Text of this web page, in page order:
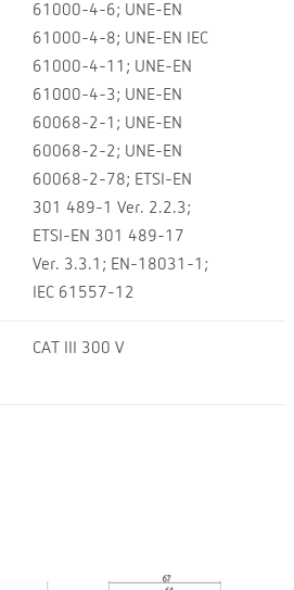
61000-4-6; UNE-EN
61000-4-8; UNE-EN IEC
61000-4-11; UNE-EN
61000-4-3; UNE-EN
60068-2-1; UNE-EN
60068-2-2; UNE-EN
60068-2-78; ETSI-EN
301 489-1 Ver. 2.2.3;
ETSI-EN 301 489-17
Ver. 3.3.1; EN-18031-1;
IEC 61557-12
CAT III 300 V